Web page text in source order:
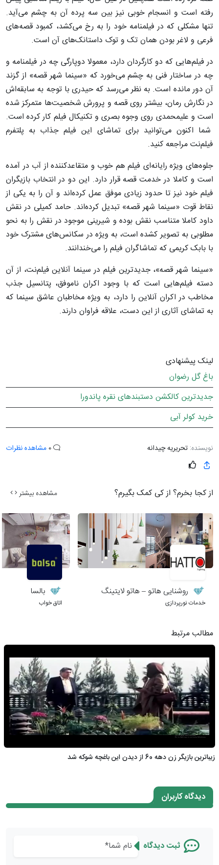
رفته است و انسجام خوبی نیز بین سه پرده آن به چشم می‌آید.
تنها مشکلی که در فیلمنامه خود را به رخ می‌کشد، کمبود قصه‌های
فرعی و لاغر بودن همان تک و توک داستانک‌های آن است.
در فیلم‌هایی که دو کارگردان دارد، معمولا دوپارگی چه در فیلمنامه و
چه در ساختار فنی به چشم می‌خورد که «سینما شهر قصه» از گزند
آن دور مانده است. به نظر می‌رسد که حیدری با توجه به سابقه‌اش
در نگارش رمان، بیشتر روی قصه و پرورش شخصیت‌ها متمرکز شده
است و علیمحمدی روی وجوه بصری و تکنیکال فیلم کار کرده است.
شما اکنون می‌توانید برای تماشای این فیلم جذاب به پلتفرم
فیلم‌نت مراجعه کنید.
جلوه‌های ویژه رایانه‌ای فیلم هم خوب و متقاعدکننده از آب در آمده
است و کاملا در خدمت قصه قرار دارد. این دو در انتخاب بازیگران
فیلم خود نیز تا حدود زیادی موفق عمل کرده‌اند و آن را به یکی از
نقاط قوت «سینما شهر قصه» تبدیل کرده‌اند. حامد کمیلی در نقش
داود کاملا متناسب نقش بوده و شیرینی موجود در نقش را به نحو
مطلوبی به تصویر کشده است، به ویژه در سکانس‌های مشترک خود
با بابک کریمی که تماشاگران فیلم را می‌خندانند.
«سینما شهر قصه»، جدیدترین فیلم در سینما آنلاین فیلم‌نت، از آن
دسته فیلم‌هایی است که با وجود اکران ناموفق، پتانسیل جذب
مخاطب در اکران آنلاین را دارد، به ویژه مخاطبان عاشق سینما که
به تماشای آثاری از این دست، علاقه فراوان دارند.
لینک پیشنهادی
باغ گل رضوان
جدیدترین کالکشن دستبندهای نقره پاندورا
خرید کولر آبی
نویسنده: تحریریه چیدانه مشاهده نظرات
از کجا بخرم؟ از کی کمک بگیرم؟ مشاهده بیشتر
روشنایی هاتو – هاتو لایتینگ
خدمات نورپردازی
بالسا
اتاق خواب
مطالب مرتبط
زیباترین بازیگر زن دهه 60 از دیدن این باغچه شوکه شد
دیدگاه کاربران
ثبت دیدگاه